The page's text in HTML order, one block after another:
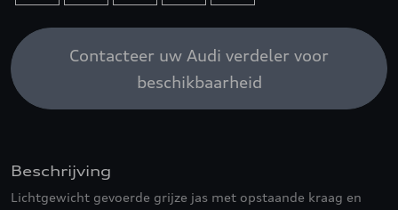
Contacteer uw Audi verdeler voor
beschikbaarheid
Beschrijving
Lichtgewicht gevoerde grijze jas met opstaande kraag en